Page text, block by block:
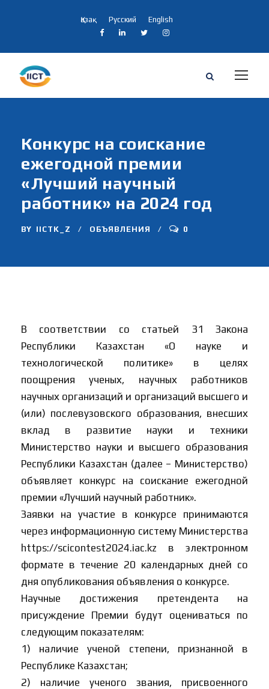
Қазақ Русский English
Конкурс на соискание
ежегодной премии
«Лучший научный
работник» на 2024 год
BY IICTK_Z ОБЪЯВЛЕНИЯ 0
В соответствии со статьей 31 Закона
Республики Казахстан «О науке и
технологической политике» в целях
поощрения ученых, научных работников
научных организаций и организаций высшего и
(или) послевузовского образования, внесших
вклад в развитие науки и техники
Министерство науки и высшего образования
Республики Казахстан (далее – Министерство)
объявляет конкурс на соискание ежегодной
премии «Лучший научный работник».
Заявки на участие в конкурсе принимаются
через информационную систему Министерства
https://scicontest2024.iac.kz в электронном
формате в течение 20 календарных дней со
дня опубликования объявления о конкурсе.
Научные достижения претендента на
присуждение Премии будут оцениваться по
следующим показателям:
1) наличие ученой степени, признанной в
Республике Казахстан;
2) наличие ученого звания, присвоенного